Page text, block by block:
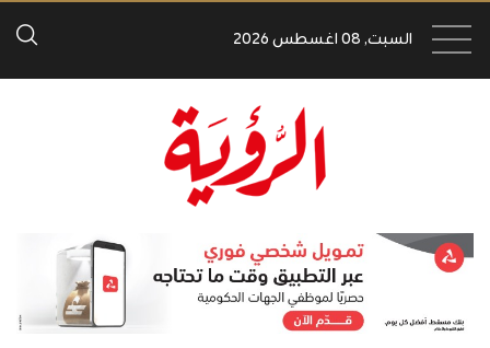
السبت, 08 اغسطس 2026